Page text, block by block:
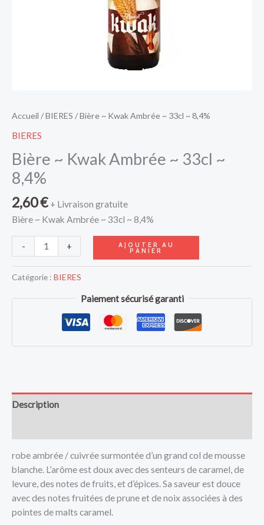
Accueil /BIERES / Bière ~ Kwak Ambrée ~ 33cl ~ 8,4%
BIERES
Bière ~ Kwak Ambrée ~ 33cl ~
8,4%
2,60€ + Livraison gratuite
Bière ~ Kwak Ambrée ~ 33cl ~ 8,4%
- + AJOUTER AU
PANIER
Catégorie : BIERES
Paiement sécurisé garanti
Description
robe ambrée / cuivrée surmontée d’un grand col de mousse
blanche. L’arôme est doux avec des senteurs de caramel, de
levure, des notes de fruits, et d’épices. Sa saveur est douce
avec des notes fruitées de prune et de noix associées à des
pointes de malts caramel.